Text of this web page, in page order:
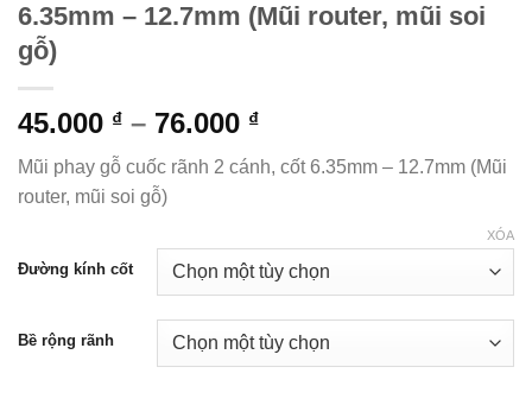
6.35mm – 12.7mm (Mũi router, mũi soi
gỗ)
45.000 ₫ – 76.000 ₫Khoảng
giá:
từ
76.000 ₫
Mũi phay gỗ cuốc rãnh 2 cánh, cốt 6.35mm – 12.7mm (Mũi
router, mũi soi gỗ)
Đường kính cốt
Bề rộng rãnh
XÓA